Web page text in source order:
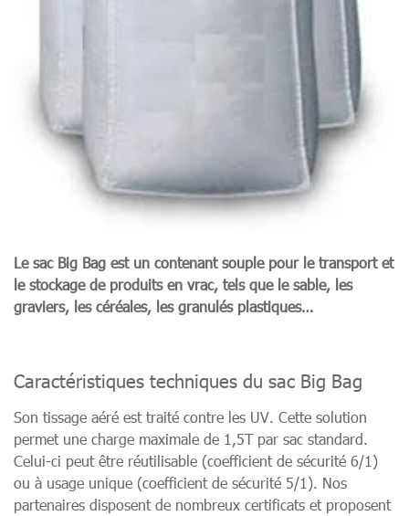
Le sac Big Bag est un contenant souple pour le transport et
le stockage de produits en vrac, tels que le sable, les
graviers, les céréales, les granulés plastiques…
Caractéristiques techniques du sac Big Bag
Son tissage aéré est traité contre les UV. Cette solution
permet une charge maximale de 1,5T par sac standard.
Celui-ci peut être réutilisable (coefficient de sécurité 6/1)
ou à usage unique (coefficient de sécurité 5/1). Nos
partenaires disposent de nombreux certificats et proposent